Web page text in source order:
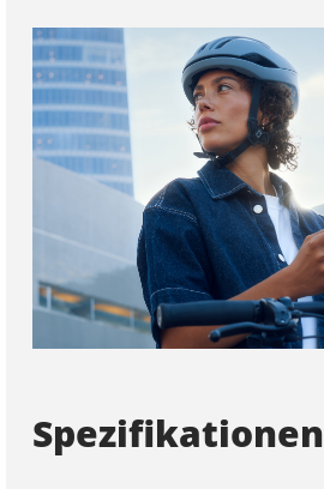
Spezifikationen